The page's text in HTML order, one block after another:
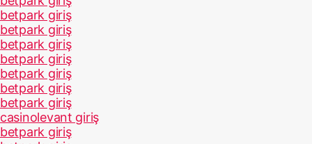
betpark giriş
betpark giriş
betpark giriş
betpark giriş
betpark giriş
betpark giriş
betpark giriş
casinolevant giriş
betpark giriş